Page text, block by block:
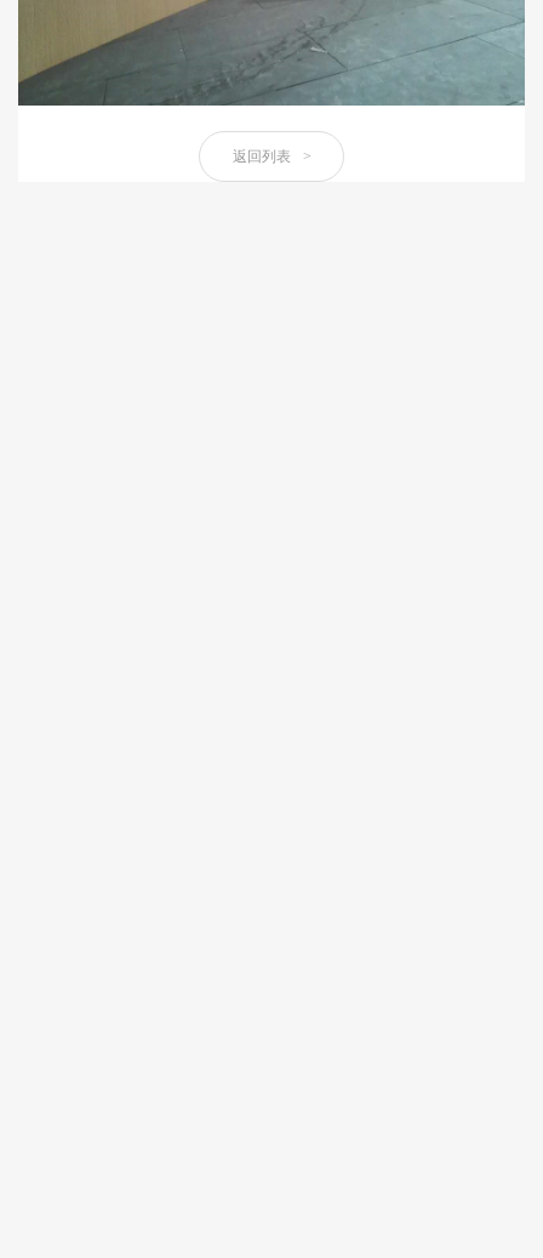
返回列表 >